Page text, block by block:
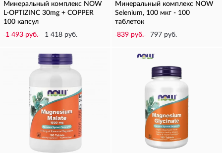
Минеральный комплекс NOW
L-OPTIZINC 30mg + COPPER
100 капсул
1 493 руб.
1 418 руб.
Минеральный комплекс NOW
Selenium, 100 мкг - 100
таблеток
839 руб.
797 руб.